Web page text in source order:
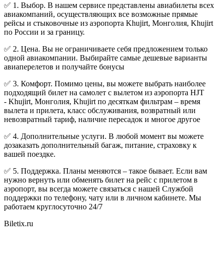
✅ 1. Выбор. В нашем сервисе представлены авиабилеты всех
авиакомпаний, осуществляющих все возможные прямые
рейсы и стыковочные из аэропорта Khujirt, Монголия, Khujirt
по России и за границу.
✅ 2. Цена. Вы не ограничиваете себя предложением только
одной авиакомпании. Выбирайте самые дешевые варианты
авиаперелетов и получайте бонусы
✅ 3. Комфорт. Помимо цены, вы можете выбрать наиболее
подходящий билет на самолет с вылетом из аэропорта HJT
- Khujirt, Монголия, Khujirt по десяткам фильтрам – время
вылета и прилета, класс обслуживания, возвратный или
невозвратный тариф, наличие пересадок и многое другое
✅ 4. Дополнительные услуги. В любой момент вы можете
дозаказать дополнительный багаж, питание, страховку к
вашей поездке.
✅ 5. Поддержка. Планы меняются – такое бывает. Если вам
нужно вернуть или обменять билет на рейс с прилетом в
аэропорт, вы всегда можете связаться с нашей Службой
поддержки по телефону, чату или в личном кабинете. Мы
работаем круглосуточно 24/7
Biletix.ru